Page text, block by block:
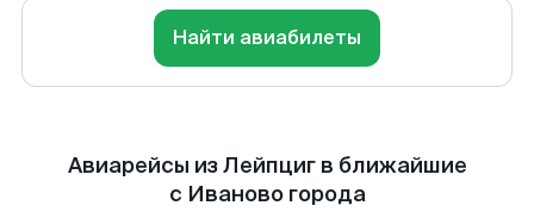
Найти авиабилеты
Авиарейсы из Лейпциг в ближайшие
с Иваново города